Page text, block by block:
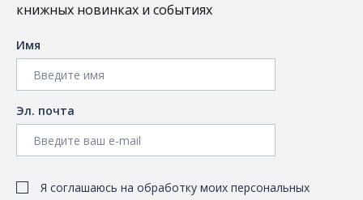
книжных новинках и событиях
Имя
Эл. почта
Я соглашаюсь на обработку моих персональных